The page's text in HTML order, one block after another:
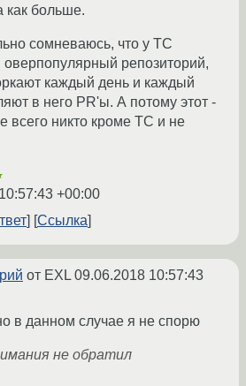
как больше.
сомневаюсь, что у ТС
репозиторий,
каждый день и каждый
в него PR'ы. А потому этот -
всего никто кроме TC и не
+00:00
Ссылка
от EXL09.06.2018 10:57:43
в данном случае я не спорю
не обратил